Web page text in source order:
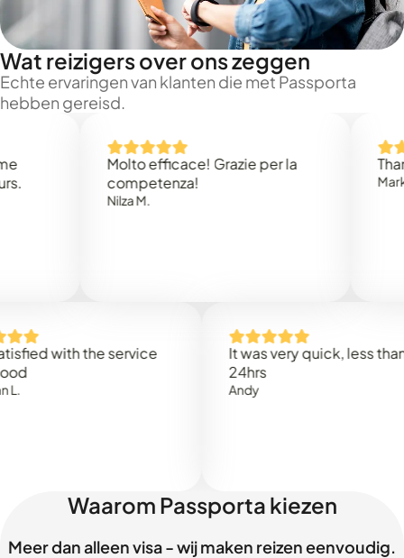
Wat reizigers over ons zeggen
Echte ervaringen van klanten die met Passporta
hebben gereisd.
Molto efficace! Grazie per la
competenza!
Nilza M.
Thank
Mark N.
with the service
It was very quick, less than
24hrs
Waarom Passporta kiezen
Meer dan alleen visa - wij maken reizen eenvoudig.